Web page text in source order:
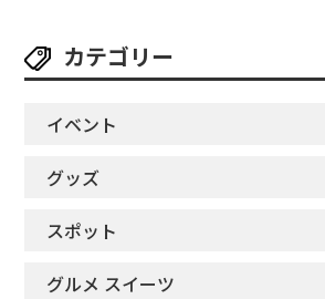
カテゴリー
イベント
グッズ
スポット
グルメ スイーツ